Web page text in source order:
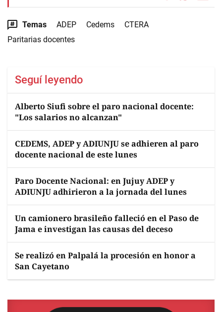
Temas ADEP Cedems
CTERA
Paritarias docentes
Seguí leyendo
Alberto Siufi sobre el paro nacional docente:
"Los salarios no alcanzan"
CEDEMS, ADEP y ADIUNJU se adhieren al paro
docente nacional de este lunes
Paro Docente Nacional: en Jujuy ADEP y
ADIUNJU adhirieron a la jornada del lunes
Un camionero brasileño falleció en el Paso de
Jama e investigan las causas del deceso
Se realizó en Palpalá la procesión en honor a
San Cayetano